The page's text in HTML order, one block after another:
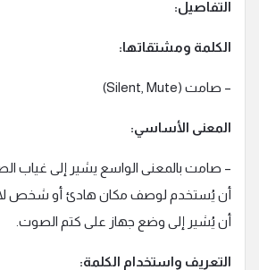
التفاصيل:
الكلمة ومشتقاتها:
– صامت (Silent, Mute)
المعنى الأساسي:
– صامت بالمعنى الواسع يشير إلى غياب
أن يُستخدم لوصف مكان هادئ أو شخص لا
أن يُشير إلى وضع جهاز على كتم الصوت.
التعريف واستخدام الكلمة: